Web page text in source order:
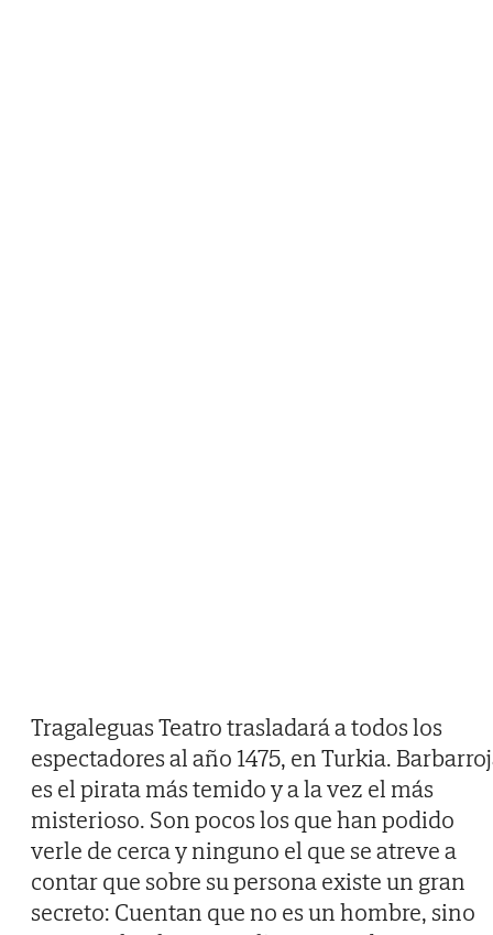
Tragaleguas Teatro trasladará a todos los
espectadores al año 1475, en Turkia.
es el pirata más temido y a la vez el más
misterioso. Son pocos los que han podido
verle de cerca y ninguno el que se atreve a
contar que sobre su persona existe un gran
secreto: Cuentan que no es un hombre, sino